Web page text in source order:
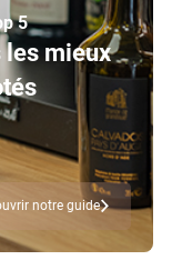
5
les mieux
notre guide